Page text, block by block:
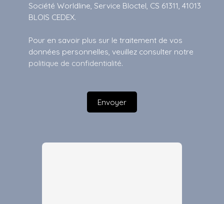
Société Worldline, Service Bloctel, CS 61311, 41013
BLOIS CEDEX.
Pour en savoir plus sur le traitement de vos
données personnelles, veuillez consulter notre
politique de confidentialité.
Envoyer